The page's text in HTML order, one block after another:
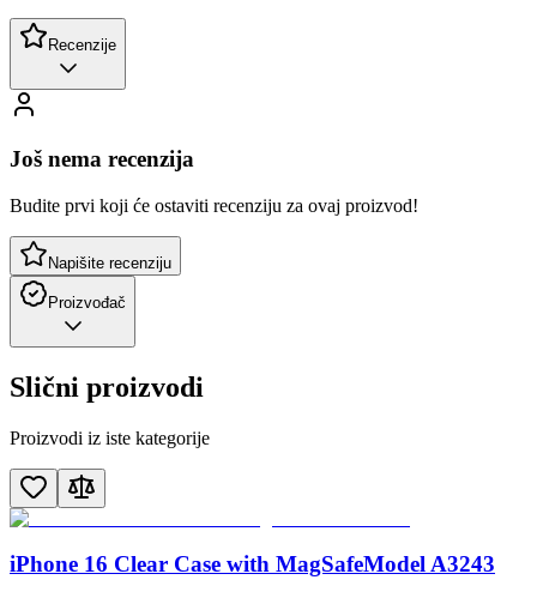
Recenzije
Još nema recenzija
Budite prvi koji će ostaviti recenziju za ovaj proizvod!
Napišite recenziju
Proizvođač
Slični proizvodi
Proizvodi iz iste kategorije
iPhone 16 Clear Case with MagSafeModel A3243